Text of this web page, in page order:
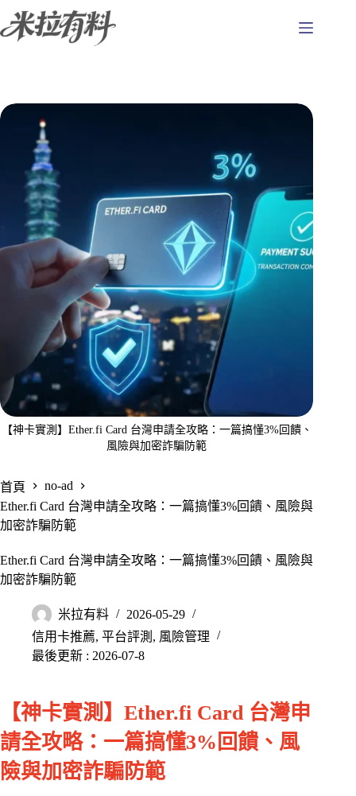
至
容
【神卡實測】Ether.fi Card 台灣申請全攻略：一篇搞懂3%回饋、
風險與加密詐騙防範
首頁
no-ad
Ether.fi Card 台灣申請全攻略：一篇搞懂3%回饋、風險與
加密詐騙防範
Ether.fi Card 台灣申請全攻略：一篇搞懂3%回饋、風險與
加密詐騙防範
米拉有料
2026-05-29
信用卡推薦, 平台評測 , 風險管理
最後更新 : 2026-07-8
【神卡實測】Ether.fi Card 台灣申
請全攻略：一篇搞懂3%回饋、風
險與加密詐騙防範